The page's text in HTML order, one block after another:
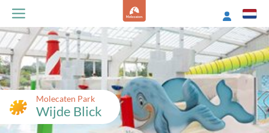
Molecaten Park
Wijde Blick